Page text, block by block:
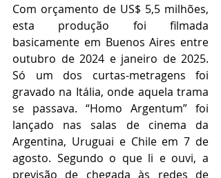
Com orçamento de US$ 5,5 milhões,
esta produção foi filmada
basicamente em Buenos Aires entre
outubro de 2024 e janeiro de 2025.
Só um dos curtas-metragens foi
gravado na Itália, onde aquela trama
se passava. “Homo Argentum” foi
lançado nas salas de cinema da
Argentina, Uruguai e Chile em 7 de
agosto. Segundo o que li e ouvi, a
previsão de chegada às redes de